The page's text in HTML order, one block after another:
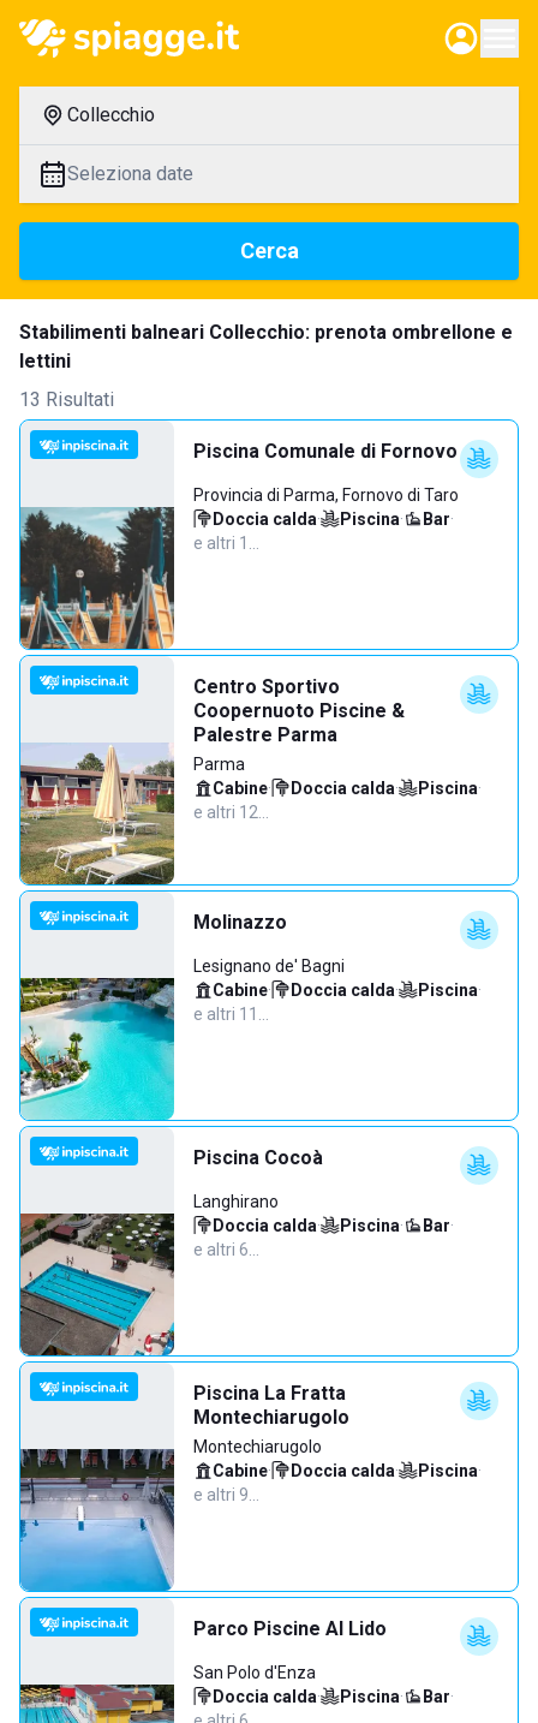
Collecchio
Seleziona date
Cerca
Stabilimenti balneari Collecchio: prenota ombrellone e
lettini
13 Risultati
Piscina Comunale di Fornovo
Provincia di Parma, Fornovo di Taro
Doccia calda· Piscina· Bar·
e altri 1…
Centro Sportivo
Coopernuoto Piscine &
Palestre Parma
Parma
Cabine· Doccia calda· Piscina·
e altri 12…
Molinazzo
Lesignano de' Bagni
Cabine· Doccia calda· Piscina·
e altri 11…
Piscina Cocoà
Langhirano
Doccia calda· Piscina· Bar·
e altri 6…
Piscina La Fratta
Montechiarugolo
Montechiarugolo
Cabine· Doccia calda· Piscina·
e altri 9…
Parco Piscine Al Lido
San Polo d'Enza
Doccia calda· Piscina· Bar·